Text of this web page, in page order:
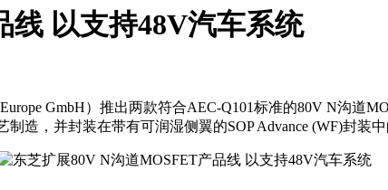
线 以支持48V汽车系统
GmbH）推出两款符合AEC-Q101标准的80V N沟道
造，并封装在带有可润湿侧翼的SOP Advance (WF)封装中